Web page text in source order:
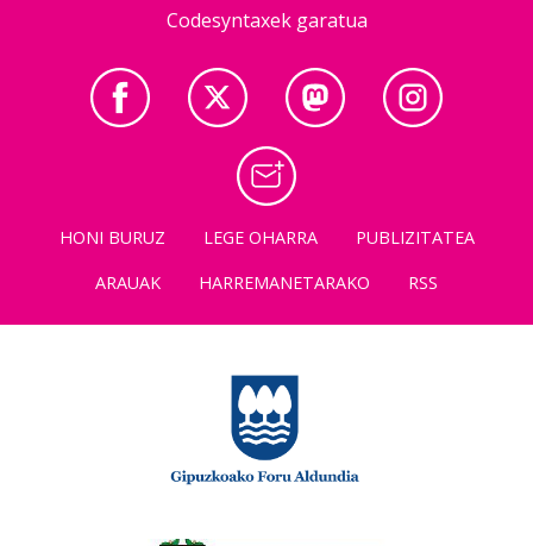
Codesyntaxek garatua
HONI BURUZ LEGE OHARRA
PUBLIZITATEA
ARAUAK
HARREMANETARAKO RSS